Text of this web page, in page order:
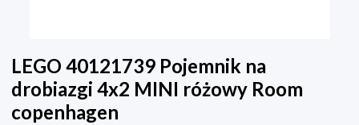
LEGO 40121739 Pojemnik na
drobiazgi 4x2 MINI różowy Room
copenhagen